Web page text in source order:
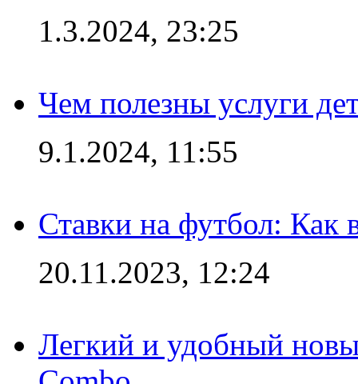
1.3.2024, 23:25
Чем полезны услуги
9.1.2024, 11:55
Ставки на футбол: Как
20.11.2023, 12:24
Легкий и удобный